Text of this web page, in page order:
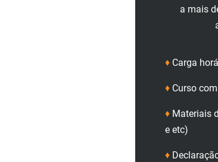
a mais
♦ Carga
♦ Curso
♦ Materiais
e etc)
♦